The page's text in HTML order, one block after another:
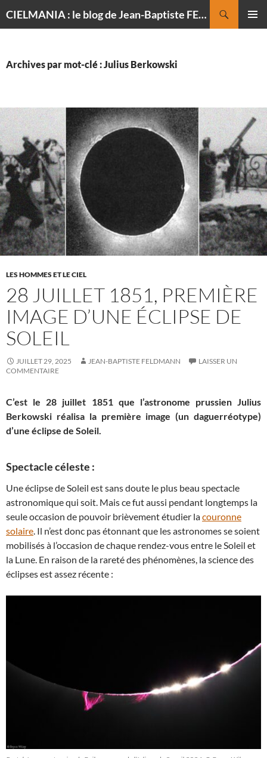
CIELMANIA : le blog de Jean-Baptiste FELDMANN, photographe du ciel
Archives par mot-clé : Julius Berkowski
LES HOMMES ET LE CIEL
28 JUILLET 1851, PREMIÈRE
IMAGE D’UNE ÉCLIPSE DE
SOLEIL
JUILLET 29, 2025 JEAN-BAPTISTE FELDMANN
LAISSER UN
COMMENTAIRE
C’est le 28 juillet 1851 que l’astronome prussien Julius
Berkowski réalisa la première image (un daguerréotype)
d’une éclipse de Soleil.
Spectacle céleste :
Une éclipse de Soleil est sans doute le plus beau spectacle
astronomique qui soit. Mais ce fut aussi pendant longtemps la
seule occasion de pouvoir brièvement étudier lacouronne
solaire. Il n’est donc pas étonnant que les astronomes se soient
mobilisés à l’occasion de chaque rendez-vous entre le Soleil et
la Lune. En raison de la rareté des phénomènes, la science des
éclipses est assez récente :